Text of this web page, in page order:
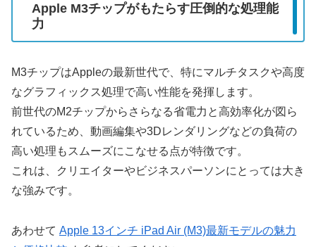
Apple M3チップがもたらす圧倒的な処理能
力
M3チップはAppleの最新世代で、特にマルチタスクや高度
なグラフィックス処理で高い性能を発揮します。
前世代のM2チップからさらなる省電力と高効率化が図ら
れているため、動画編集や3Dレンダリングなどの負荷の
高い処理もスムーズにこなせる点が特徴です。
これは、クリエイターやビジネスパーソンにとっては大き
な強みです。
あわせて Apple 13インチ iPad Air (M3)最新モデルの魅力